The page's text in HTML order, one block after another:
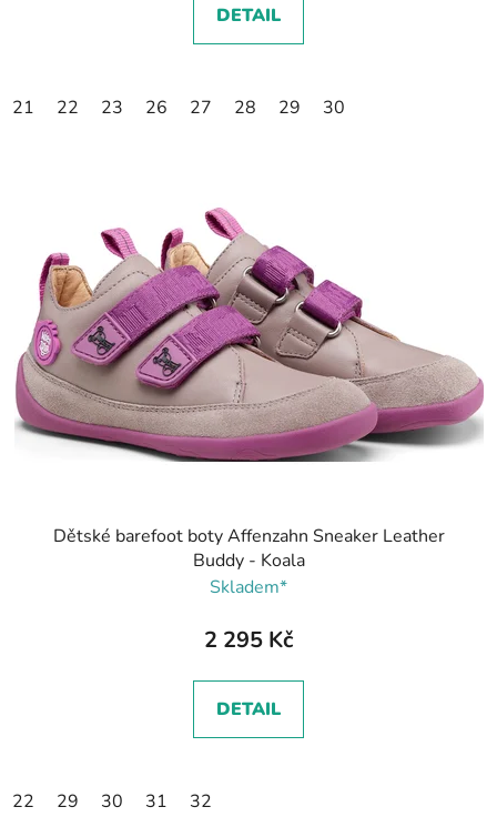
DETAIL
21 22 23 26 27 28 29 30
Dětské barefoot boty Affenzahn Sneaker Leather
Buddy - Koala
Skladem*
2 295 Kč
DETAIL
22 29 30 31 32